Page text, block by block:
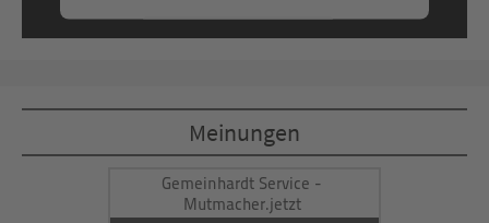
Mehr Informationen
powered byUsercentrics Consent
Management Platform&eRecht24
Meinungen